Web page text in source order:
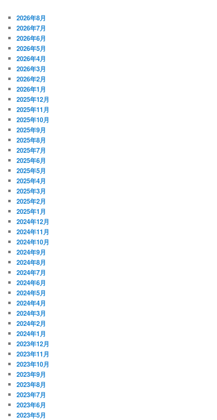
2026年8月
2026年7月
2026年6月
2026年5月
2026年4月
2026年3月
2026年2月
2026年1月
2025年12月
2025年11月
2025年10月
2025年9月
2025年8月
2025年7月
2025年6月
2025年5月
2025年4月
2025年3月
2025年2月
2025年1月
2024年12月
2024年11月
2024年10月
2024年9月
2024年8月
2024年7月
2024年6月
2024年5月
2024年4月
2024年3月
2024年2月
2024年1月
2023年12月
2023年11月
2023年10月
2023年9月
2023年8月
2023年7月
2023年6月
2023年5月